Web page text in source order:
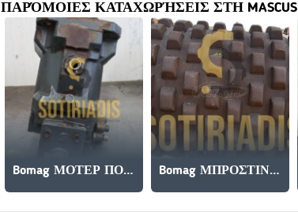
ΠΑΡΌΜΟΙΕΣ ΚΑΤΑΧΩΡΉΣΕΙΣ ΣΤΗ MASCUS
Bomag ΜΟΤΕΡ ΠΟΡΕΙΑΣ Bomag ΜΠΡΟΣΤΙΝΟΣ ΚΥΛΙΝΔΡΟΣ